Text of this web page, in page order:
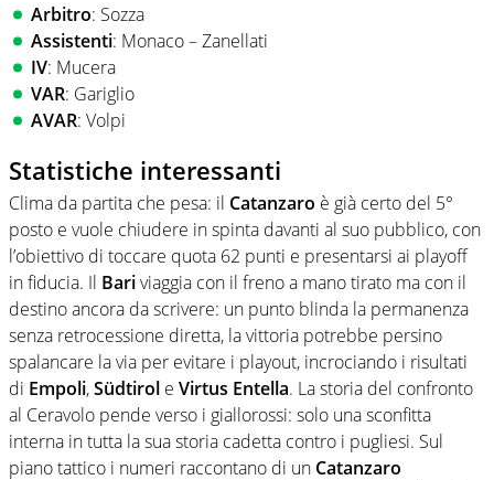
Arbitro: Sozza
Assistenti: Monaco – Zanellati
IV: Mucera
VAR: Gariglio
AVAR: Volpi
Statistiche interessanti
Clima da partita che pesa: il Catanzaro è già certo del 5°
posto e vuole chiudere in spinta davanti al suo pubblico, con
l’obiettivo di toccare quota 62 punti e presentarsi ai playoff
in fiducia. Il Bariviaggia con il freno a mano tirato ma con il
destino ancora da scrivere: un punto blinda la permanenza
senza retrocessione diretta, la vittoria potrebbe persino
spalancare la via per evitare i playout, incrociando i risultati
di Empoli,Südtirol e Virtus Entella. La storia del confronto
al Ceravolo pende verso i giallorossi: solo una sconfitta
interna in tutta la sua storia cadetta contro i pugliesi. Sul
piano tattico i numeri raccontano di un Catanzaro